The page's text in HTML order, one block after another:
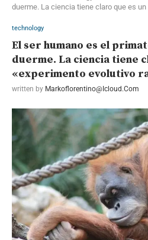
duerme. La ciencia tiene claro que es
technology
El ser humano es el
duerme. La ciencia tiene
«experimento evolutivo
written by Markoflorentino@icloud.com